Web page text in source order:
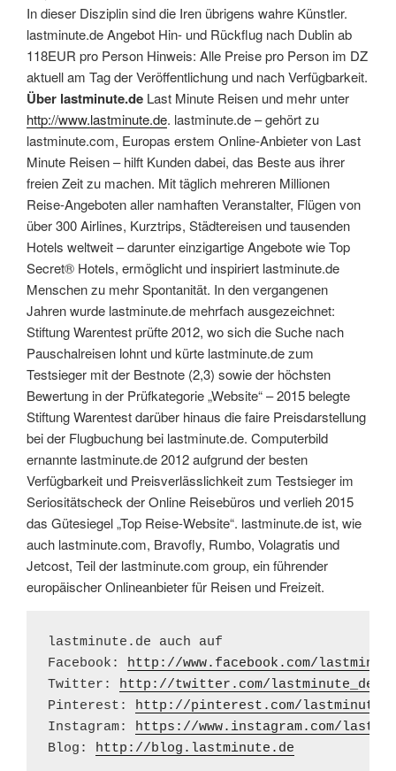
In dieser Disziplin sind die Iren übrigens wahre Künstler.
lastminute.de Angebot Hin- und Rückflug nach Dublin ab
118EUR pro Person Hinweis: Alle Preise pro Person im DZ
aktuell am Tag der Veröffentlichung und nach Verfügbarkeit.
Über lastminute.de Last Minute Reisen und mehr unter
http://www.lastminute.de. lastminute.de – gehört zu
lastminute.com, Europas erstem Online-Anbieter von Last
Minute Reisen – hilft Kunden dabei, das Beste aus ihrer
freien Zeit zu machen. Mit täglich mehreren Millionen
Reise-Angeboten aller namhaften Veranstalter, Flügen von
über 300 Airlines, Kurztrips, Städtereisen und tausenden
Hotels weltweit – darunter einzigartige Angebote wie Top
Secret® Hotels, ermöglicht und inspiriert lastminute.de
Menschen zu mehr Spontanität. In den vergangenen
Jahren wurde lastminute.de mehrfach ausgezeichnet:
Stiftung Warentest prüfte 2012, wo sich die Suche nach
Pauschalreisen lohnt und kürte lastminute.de zum
Testsieger mit der Bestnote (2,3) sowie der höchsten
Bewertung in der Prüfkategorie „Website“ – 2015 belegte
Stiftung Warentest darüber hinaus die faire Preisdarstellung
bei der Flugbuchung bei lastminute.de. Computerbild
ernannte lastminute.de 2012 aufgrund der besten
Verfügbarkeit und Preisverlässlichkeit zum Testsieger im
Seriositätscheck der Online Reisebüros und verlieh 2015
das Gütesiegel „Top Reise-Website“. lastminute.de ist, wie
auch lastminute.com, Bravofly, Rumbo, Volagratis und
Jetcost, Teil der lastminute.com group, ein führender
europäischer Onlineanbieter für Reisen und Freizeit.
lastminute.de auch auf
Facebook: http://www.facebook.com/
Twitter: http://twitter.com/lastminute_de
Pinterest: http://pinterest.com/
Instagram: https://www.instagram.com/
Blog: http://blog.lastminute.de